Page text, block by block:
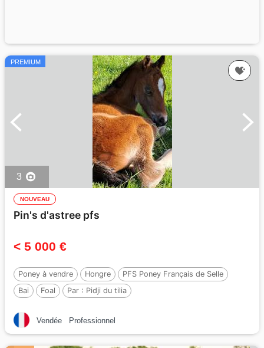
PREMIUM
3
NOUVEAU
Pin's d'astree pfs
< 5 000 €
Poney à vendre Hongre
PFS Poney Français de Selle
Bai
Foal Par : Pidji du tilia
Vendée Professionnel